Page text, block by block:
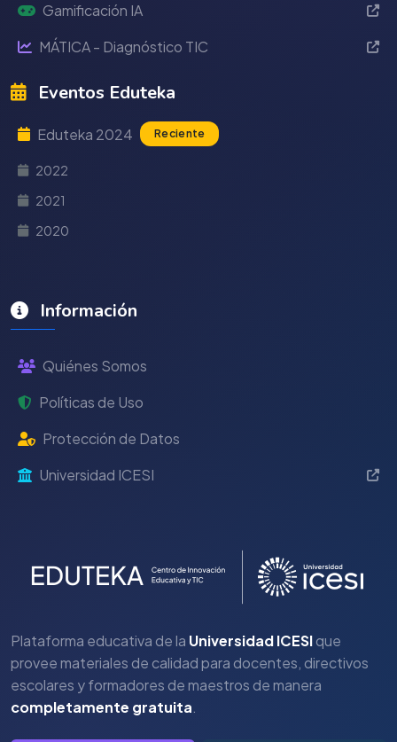
Gamificación IA
MÁTICA - Diagnóstico TIC
Eventos Eduteka
Eduteka 2024 Reciente
2022
2021
2020
Información
Quiénes Somos
Políticas de Uso
Protección de Datos
Universidad ICESI
Plataforma educativa de la Universidad ICESIque
provee materiales de calidad para docentes, directivos
escolares y formadores de maestros de manera
completamente gratuita.